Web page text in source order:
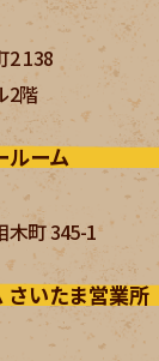
2 138
2階
ルーム
木町 345-1
さいたま営業所